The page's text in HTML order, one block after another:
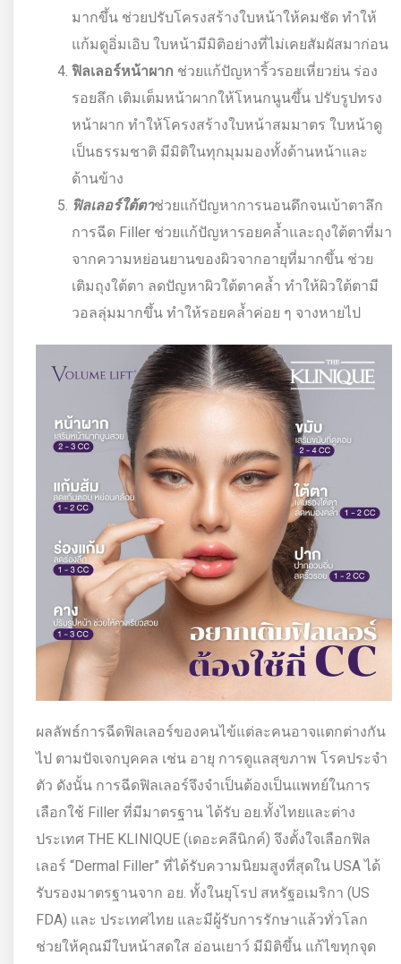
มากขึ้น ช่วยปรับโครงสร้างใบหน้าให้คมชัด ทำให้
แก้มดูอิ่มเอิบ ใบหน้ามีมิติอย่างที่ไม่เคยสัมผัสมาก่อน
ฟิลเลอร์หน้าผาก ช่วยแก้ปัญหาริ้วรอยเหี่ยวย่น ร่อง
รอยลึก เติมเต็มหน้าผากให้โหนกนูนขึ้น ปรับรูปทรง
หน้าผาก ทำให้โครงสร้างใบหน้าสมมาตร ใบหน้าดู
เป็นธรรมชาติ มีมิติในทุกมุมมองทั้งด้านหน้าและ
ด้านข้าง
ฟิลเลอร์ใต้ตาช่วยแก้ปัญหาการนอนดึกจนเบ้าตาลึก
การฉีด Filler ช่วยแก้ปัญหารอยคล้ำและถุงใต้ตาที่มา
จากความหย่อนยานของผิวจากอายุที่มากขึ้น ช่วย
เติมถุงใต้ตา ลดปัญหาผิวใต้ตาคล้ำ ทำให้ผิวใต้ตามี
วอลลุ่มมากขึ้น ทำให้รอยคล้ำค่อย ๆ จางหายไป
ผลลัพธ์การฉีดฟิลเลอร์ของคนไข้แต่ละคนอาจแตกต่างกัน
ไป ตามปัจเจกบุคคล เช่น อายุ การดูแลสุขภาพ โรคประจำ
ตัว ดังนั้น การฉีดฟิลเลอร์จึงจำเป็นต้องเป็นแพทย์ในการ
เลือกใช้ Filler ที่มีมาตรฐาน ได้รับ อย.ทั้งไทยและต่าง
ประเทศ THE KLINIQUE (เดอะคลีนิกค์) จึงตั้งใจเลือกฟิล
เลอร์ “Dermal Filler” ที่ได้รับความนิยมสูงที่สุดใน USA ได้
รับรองมาตรฐานจาก อย. ทั้งในยุโรป สหรัฐอเมริกา (US
FDA) และ ประเทศไทย และมีผู้รับการรักษาแล้วทั่วโลก
ช่วยให้คุณมีใบหน้าสดใส อ่อนเยาว์ มีมิติขึ้น แก้ไขทุกจุด